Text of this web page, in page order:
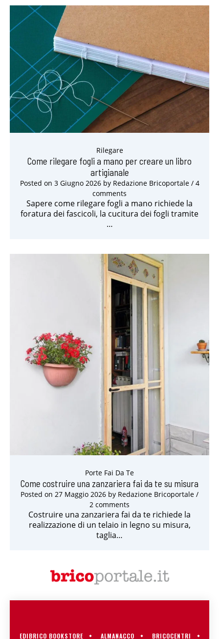
Rilegare
Come rilegare fogli a mano per creare un libro
artigianale
Posted on 3 Giugno 2026by Redazione Bricoportale/ 4
comments
Sapere come rilegare fogli a mano richiede la
foratura dei fascicoli, la cucitura dei fogli tramite
…
Porte Fai Da Te
Come costruire una zanzariera fai da te su misura
Posted on 27 Maggio 2026 by Redazione Bricoportale /
2 comments
Costruire una zanzariera fai da te richiede la
realizzazione di un telaio in legno su misura,
taglia…
EDIBRICO BOOKSTORE ALMANACCO BRICOCENTRI